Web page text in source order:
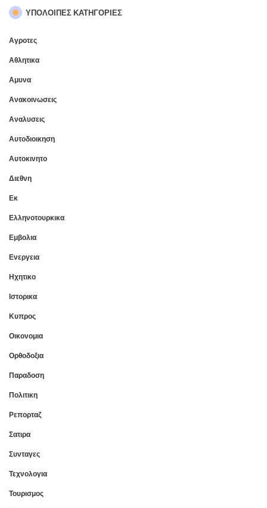
ΥΠΌΛΟΙΠΕΣ ΚΑΤΗΓΟΡΊΕΣ
Αγροτες
Αθλητικα
Αμυνα
Ανακοινωσεις
Αναλυσεις
Αυτοδιοικηση
Αυτοκινητο
Διεθνη
Εκ
Ελληνοτουρκικα
Εμβολια
Ενεργεια
Ηχητικο
Ιστορικα
Κυπρος
Οικονομια
Ορθοδοξια
Παραδοση
Πολιτικη
Ρεπορταζ
Σατιρα
Συνταγες
Τεχνολογια
Τουρισμος